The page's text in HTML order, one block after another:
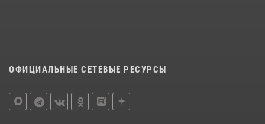
ОФИЦИАЛЬНЫЕ СЕТЕВЫЕ РЕСУРСЫ